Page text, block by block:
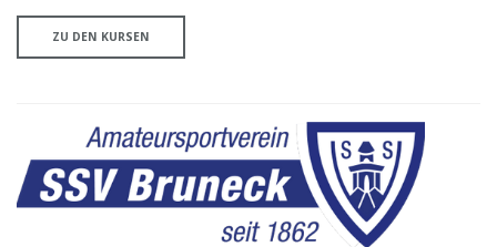
ZU DEN KURSEN